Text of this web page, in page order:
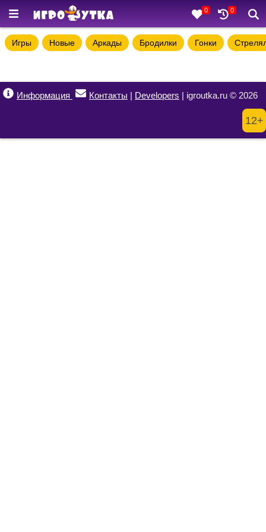
0 0
Игры Новые Аркады Бродилки Гонки
Информация Контакты | Developers | igroutka.ru © 2026
12+